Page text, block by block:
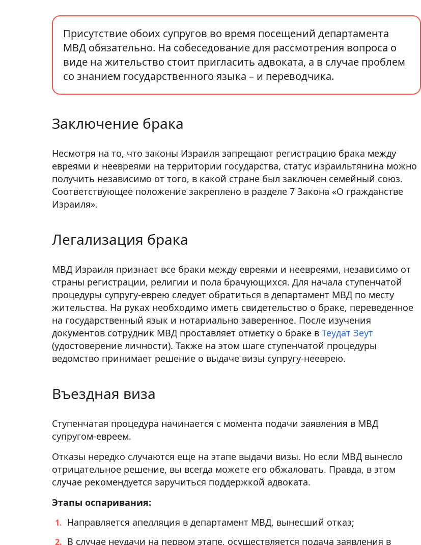
Присутствие обоих супругов во время посещений департамента
МВД обязательно. На собеседование для рассмотрения вопроса о
виде на жительство стоит пригласить адвоката, а в случае проблем
со знанием государственного языка – и переводчика.
Заключение брака
Несмотря на то, что законы Израиля запрещают регистрацию брака между
евреями и неевреями на территории государства, статус израильтянина можно
получить независимо от того, в какой стране был заключен семейный союз.
Соответствующее положение закреплено в разделе 7 Закона «О гражданстве
Израиля».
Легализация брака
МВД Израиля признает все браки между евреями и неевреями, независимо от
страны регистрации, религии и пола брачующихся. Для начала ступенчатой
процедуры супругу-еврею следует обратиться в департамент МВД по месту
жительства. На руках необходимо иметь свидетельство о браке, переведенное
на государственный язык и нотариально заверенное. После изучения
документов сотрудник МВД проставляет отметку о браке в Теудат Зеут
(удостоверение личности). Также на этом шаге ступенчатой процедуры
ведомство принимает решение о выдаче визы супругу-нееврею.
Въездная виза
Ступенчатая процедура начинается с момента подачи заявления в МВД
супругом-евреем.
Отказы нередко случаются еще на этапе выдачи визы. Но если МВД вынесло
отрицательное решение, вы всегда можете его обжаловать. Правда, в этом
случае рекомендуется заручиться поддержкой адвоката.
Этапы оспаривания:
Направляется апелляция в департамент МВД, вынесший отказ;
В случае неудачи на первом этапе, осуществляется подача заявления в